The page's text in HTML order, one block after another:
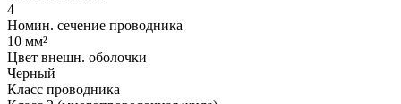
4
Номин. сечение проводника
10 мм²
Цвет внешн. оболочки
Черный
Класс проводника